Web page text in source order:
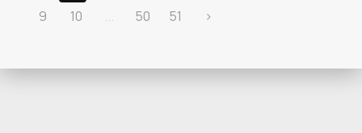
9
10 ... 50 51 ›